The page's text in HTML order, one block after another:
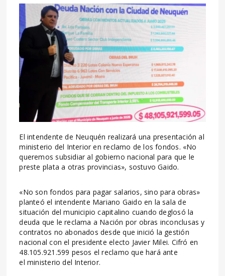
El intendente de Neuquén realizará una presentación al
ministerio del Interior en reclamo de los fondos. «No
queremos subsidiar al gobierno nacional para que le
preste plata a otras provincias», sostuvo Gaido.
«No son fondos para pagar salarios, sino para obras»
planteó el intendente Mariano Gaido en la sala de
situación del municipio capitalino cuando deglosó la
deuda que le reclama a Nación por obras inconclusas y
contratos no abonados desde que inició la gestión
nacional con el presidente electo Javier Milei. Cifró en
48.105.921.599 pesos el reclamo que hará ante
el ministerio del Interior.